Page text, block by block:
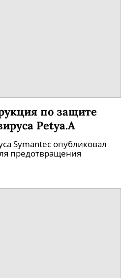
по защите
Petya.A
Symantec опубликовал
предотвращения